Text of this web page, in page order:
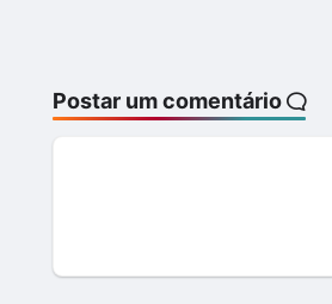
Postar um comentário